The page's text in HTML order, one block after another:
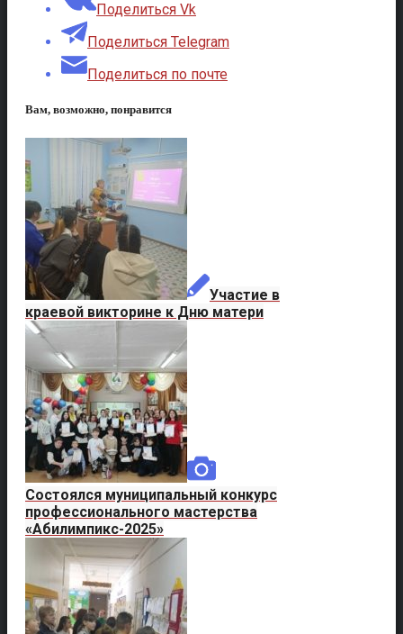
Поделиться Vk
Поделиться Telegram
Поделиться по почте
Вам, возможно, понравится
Участие в
краевой викторине к Дню матери
Состоялся муниципальный конкурс
профессионального мастерства
«Абилимпикс-2025»